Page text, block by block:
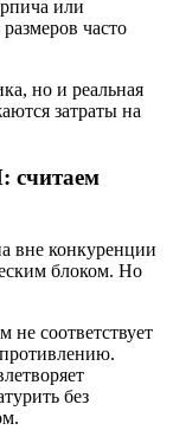
или
часто
но и реальная
затраты на
считаем
вне конкуренции
блоком. Но
не соответствует
без